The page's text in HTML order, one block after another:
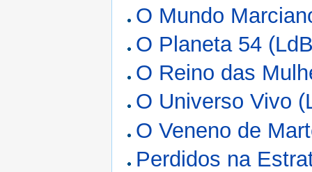
O Mundo
O Planeta 54
O Reino das
O Universo Vivo
O Veneno de
Perdidos na